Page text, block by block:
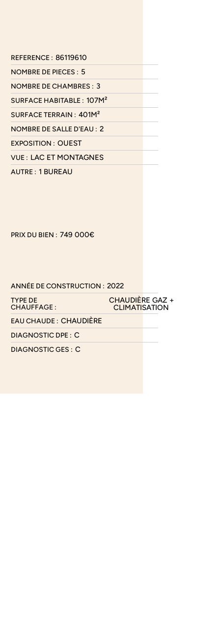
REFERENCE : 86119610
NOMBRE DE PIECES : 5
NOMBRE DE CHAMBRES : 3
SURFACE HABITABLE : 107M²
SURFACE TERRAIN : 401M²
NOMBRE DE SALLE D'EAU : 2
EXPOSITION : OUEST
VUE : LAC ET MONTAGNES
AUTRE : 1 BUREAU
PRIX DU BIEN : 749 000€
ANNÉE DE CONSTRUCTION : 2022
TYPE DE
CHAUFFAGE :
CHAUDIÈRE GAZ +
CLIMATISATION
EAU CHAUDE : CHAUDIÈRE
DIAGNOSTIC DPE : C
DIAGNOSTIC GES : C